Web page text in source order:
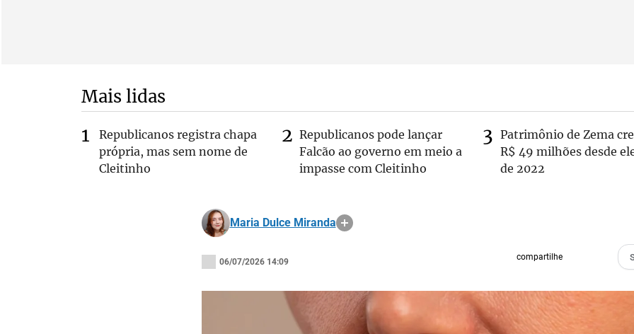
Mais lidas
Republicanos registra chapa
própria, mas sem nome de
Cleitinho
Republicanos pode lançar
Falcão ao governo em meio a
impasse com Cleitinho
Patrimônio de Zema
R$ 49 milhões desde
de 2022
Maria Dulce Miranda
06/07/2026 14:09 compartilhe